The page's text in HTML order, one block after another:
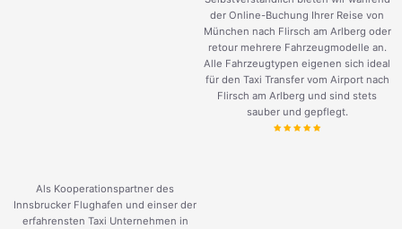
der Online-Buchung Ihrer Reise von
München nach Flirsch am Arlberg oder
retour mehrere Fahrzeugmodelle an.
Alle Fahrzeugtypen eigenen sich ideal
für den Taxi Transfer vom Airport nach
Flirsch am Arlberg und sind stets
sauber und gepflegt.
Als Kooperationspartner des
Innsbrucker Flughafen und einser der
erfahrensten Taxi Unternehmen in